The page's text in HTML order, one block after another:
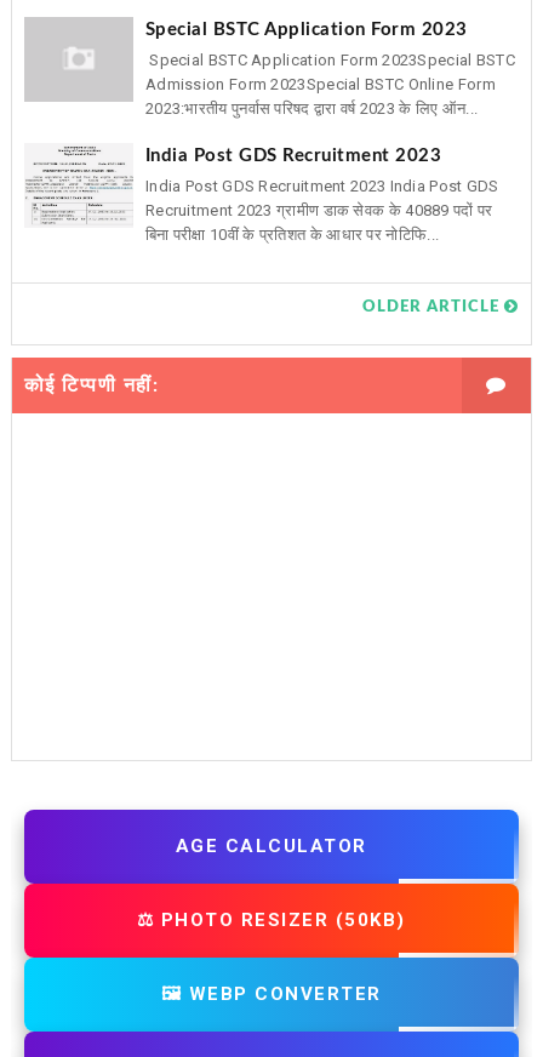
Special BSTC Application Form 2023
Special BSTC Application Form 2023Special BSTC
Admission Form 2023Special BSTC Online Form
2023:भारतीय पुनर्वास परिषद द्वारा वर्ष 2023 के लिए ऑन...
India Post GDS Recruitment 2023
India Post GDS Recruitment 2023 India Post GDS
Recruitment 2023 ग्रामीण डाक सेवक के 40889 पदों पर
बिना परीक्षा 10वीं के प्रतिशत के आधार पर नोटिफि...
OLDER ARTICLE
कोई टिप्पणी नहीं:
AGE CALCULATOR
⚖️ PHOTO RESIZER (50KB)
🖼️ WEBP CONVERTER